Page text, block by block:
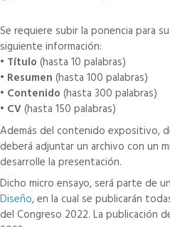
Se requiere subir la ponencia para
siguiente información:
• Título (hasta 10 palabras)
• Resumen (hasta 100 palabras)
• Contenido (hasta 300 palabras)
• CV(hasta 150 palabras)
Además del contenido expositivo,
deberá adjuntar un archivo con un
desarrolle la presentación.
Dicho micro ensayo, será parte de
Diseño, en la cual se publicarán
del Congreso 2022. La publicación